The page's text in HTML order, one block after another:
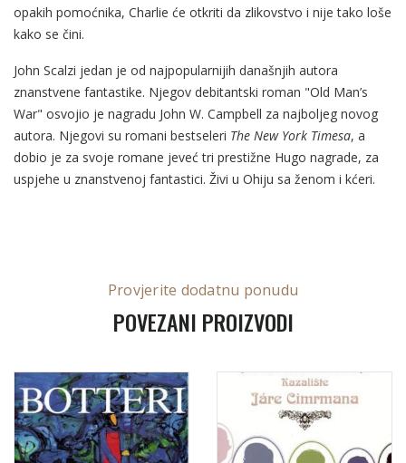
opakih pomoćnika, Charlie će otkriti da zlikovstvo i nije tako loše
kako se čini.
John Scalzi jedan je od najpopularnijih današnjih autora
znanstvene fantastike. Njegov debitantski roman "Old Man’s
War" osvojio je nagradu John W. Campbell za najboljeg novog
autora. Njegovi su romani bestseleri The New York Timesa, a
dobio je za svoje romane jeveć tri prestižne Hugo nagrade, za
uspjehe u znanstvenoj fantastici. Živi u Ohiju sa ženom i kćeri.
Provjerite dodatnu ponudu
POVEZANI PROIZVODI